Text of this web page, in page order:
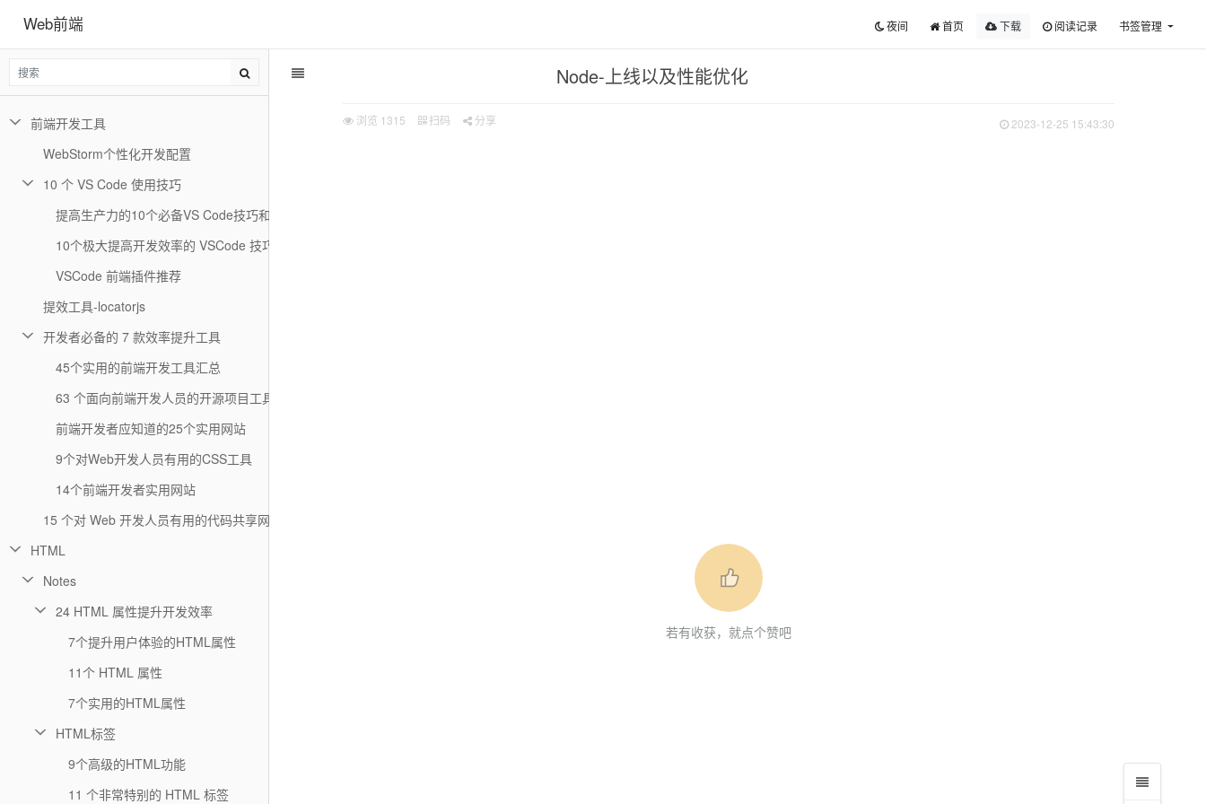
Web前端 夜间 首页 下载 阅读记录 书签管理
Node-上线以及性能优化
浏览 1315 扫码 分享 2023-12-25 15:43:30
若有收获，就点个赞吧
前端开发工具
WebStorm个性化开发配置
10 个 VS Code 使用技巧
提高生产力的10个必备VS Code技巧和窍门
10个极大提高开发效率的 VSCode 技巧
VSCode 前端插件推荐
提效工具-locatorjs
开发者必备的 7 款效率提升工具
45个实用的前端开发工具汇总
63 个面向前端开发人员的开源项目工具
前端开发者应知道的25个实用网站
9个对Web开发人员有用的CSS工具
14个前端开发者实用网站
15 个对 Web 开发人员有用的代码共享网站
HTML
Notes
24 HTML 属性提升开发效率
7个提升用户体验的HTML属性
11个 HTML 属性
7个实用的HTML属性
HTML标签
9个高级的HTML功能
11 个非常特别的 HTML 标签